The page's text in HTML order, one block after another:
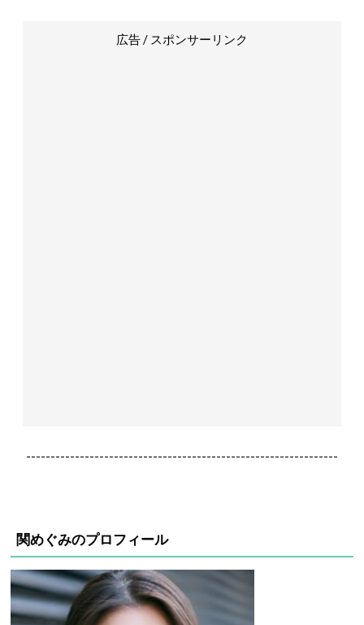
広告 / スポンサーリンク
----------------------------------------------------------------
関めぐみのプロフィール